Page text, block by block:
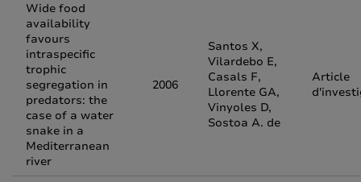
Wide food
availability
favours
intraspecific
trophic
segregation in
predators: the
case of a water
snake in a
Mediterranean
river
2006
Santos X,
Vilardebo E,
Casals F,
Llorente GA,
Vinyoles D,
Sostoa A. de
Article